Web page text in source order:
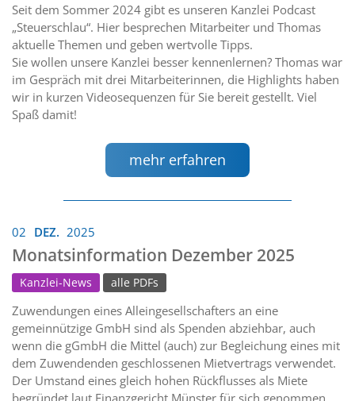
Seit dem Sommer 2024 gibt es unseren Kanzlei Podcast
„Steuerschlau“. Hier besprechen Mitarbeiter und Thomas
aktuelle Themen und geben wertvolle Tipps.
Sie wollen unsere Kanzlei besser kennenlernen? Thomas war
im Gespräch mit drei Mitarbeiterinnen, die Highlights haben
wir in kurzen Videosequenzen für Sie bereit gestellt. Viel
Spaß damit!
mehr erfahren
02 DEZ. 2025
Monatsinformation Dezember 2025
Kanzlei-News alle PDFs
Zuwendungen eines Alleingesellschafters an eine
gemeinnützige GmbH sind als Spenden abziehbar, auch
wenn die gGmbH die Mittel (auch) zur Begleichung eines mit
dem Zuwendenden geschlossenen Mietvertrags verwendet.
Der Umstand eines gleich hohen Rückflusses als Miete